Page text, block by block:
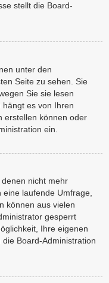
stellt die Board-
unter den
Seite zu sehen. Sie
Sie sie lesen
es von Ihren
erstellen können oder
ein.
nicht mehr
laufende Umfrage,
können aus vielen
gesperrt
Ihre eigenen
Board-Administration